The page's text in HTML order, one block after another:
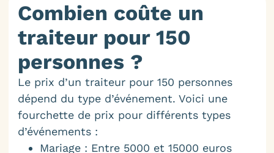
Combien coûte un
traiteur pour 150
personnes ?
Le prix d’un traiteur pour 150 personnes
dépend du type d’événement. Voici une
fourchette de prix pour différents types
d’événements :
Mariage : Entre 5000 et 15000 euros